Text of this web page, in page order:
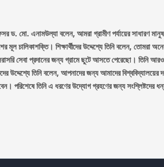
ড. মো. এনামউল্যা বলেন, আমরা গ্রামীণ পর্যায়ের সাধারণ
শিক্ষার্থীদের উদ্দেশ্যে তিনি বলেন, তোমরা
সেবা প্রদানের জন্য গ্রামে ছুটে আসতে পেরেছো। তিনি আরও
উদ্দেশ্যে তিনি বলেন, আপনাদের জন্য আমাদের
পরিশেষে তিনি এ ধরণের উদ্যোগ গ্রহণের জন্য সংশ্লিষ্টদের